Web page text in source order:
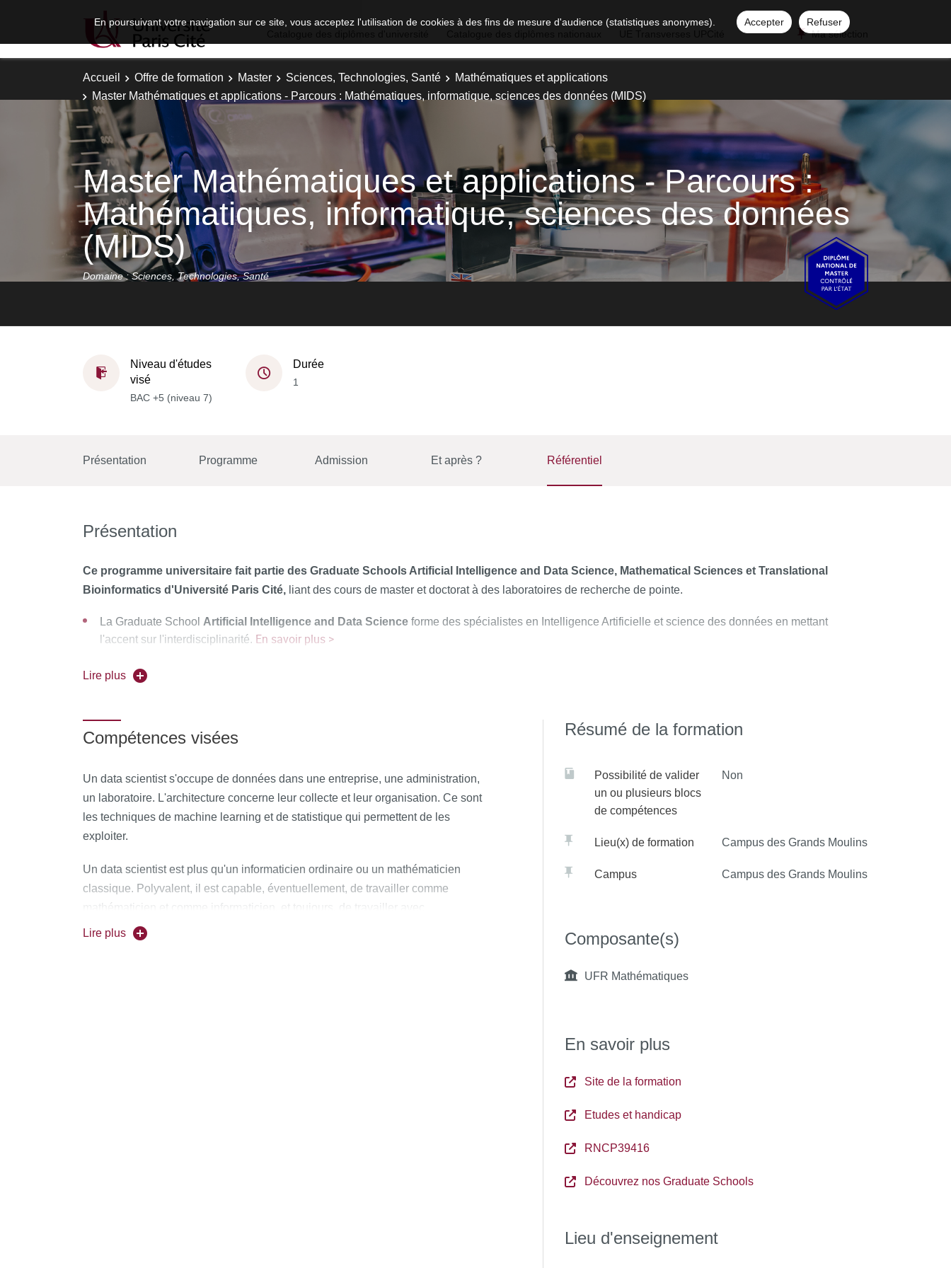
En poursuivant votre navigation sur ce site, vous acceptez l'utilisation de cookies à des fins de mesure d'audience (statistiques anonymes). Accepter
Refuser
Ma sélection
Accueil Offre de formation Master Sciences, Technologies, Santé
Mathématiques et applications
Master Mathématiques et applications - Parcours : Mathématiques, informatique, sciences des données (MIDS)
Master Mathématiques et applications - Parcours :
Mathématiques, informatique, sciences des données
(MIDS)
Domaine : Sciences, Technologies, Santé
Niveau d'études
visé
BAC +5 (niveau 7)
Durée
1
Présentation Programme Admission Et après ? Référentiel
Présentation
Ce programme universitaire fait partie des Graduate Schools Artificial Intelligence and Data Science, Mathematical Sciences et Translational
Bioinformatics d'Université Paris Cité, liant des cours de master et doctorat à des laboratoires de recherche de pointe.
La Graduate School Artificial Intelligence and Data Science forme des spécialistes en Intelligence Artificielle et science des données en mettant
l'accent sur l'interdisciplinarité. En savoir plus >
La Graduate School
modernes à fort potentiel social et interdisciplinaire, comme les sciences des données, l'intelligence artificielle et la cryptographie.
Lire plus
Compétences visées
Un data scientist s'occupe de données dans une entreprise, une administration,
un laboratoire. L'architecture concerne leur collecte et leur organisation. Ce sont
les techniques de machine learning et de statistique qui permettent de les
exploiter.
Un data scientist est plus qu'un informaticien ordinaire ou un mathématicien
classique. Polyvalent, il est capable, éventuellement, de travailler comme
mathématicien et comme informaticien, et toujours, de travailler avec
mathématiciens et informaticiens.
Lire plus
Résumé de la formation
Possibilité de valider
un ou plusieurs blocs
de compétences
Non
Lieu(x) de formation Campus des Grands Moulins
Campus Campus des Grands Moulins
Composante(s)
UFR Mathématiques
En savoir plus
Site de la formation
Etudes et handicap
RNCP39416
Découvrez nos Graduate Schools
Lieu d'enseignement